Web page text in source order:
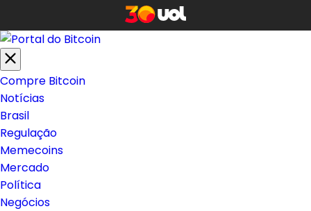
Compre Bitcoin
Notícias
Brasil
Regulação
Memecoins
Mercado
Política
Negócios